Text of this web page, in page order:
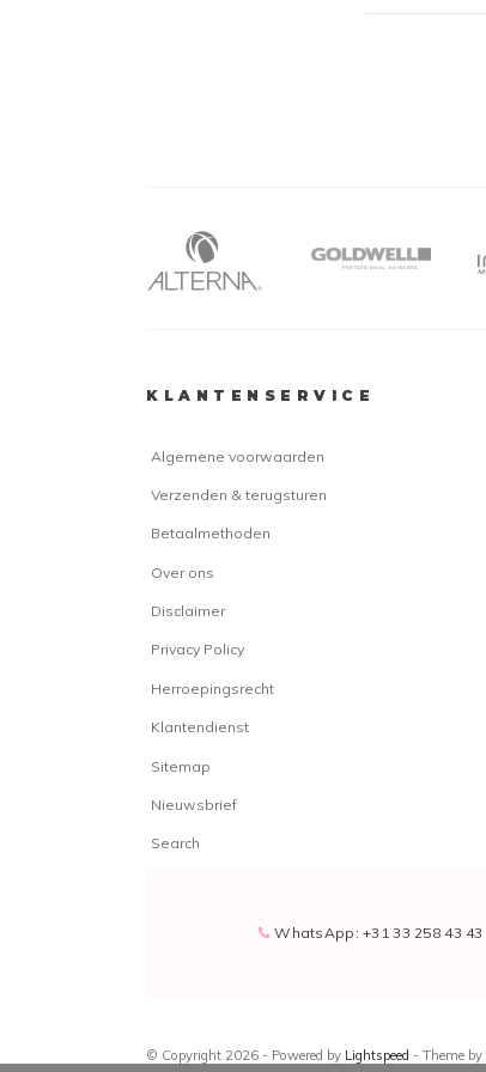
KLANTENSERVICE
Algemene voorwaarden
Verzenden & terugsturen
Betaalmethoden
Over ons
Disclaimer
Privacy Policy
Herroepingsrecht
Klantendienst
Sitemap
Nieuwsbrief
Search
WhatsApp: +31 33 258 43 43
© Copyright 2026 - Powered by Lightspeed - Theme by